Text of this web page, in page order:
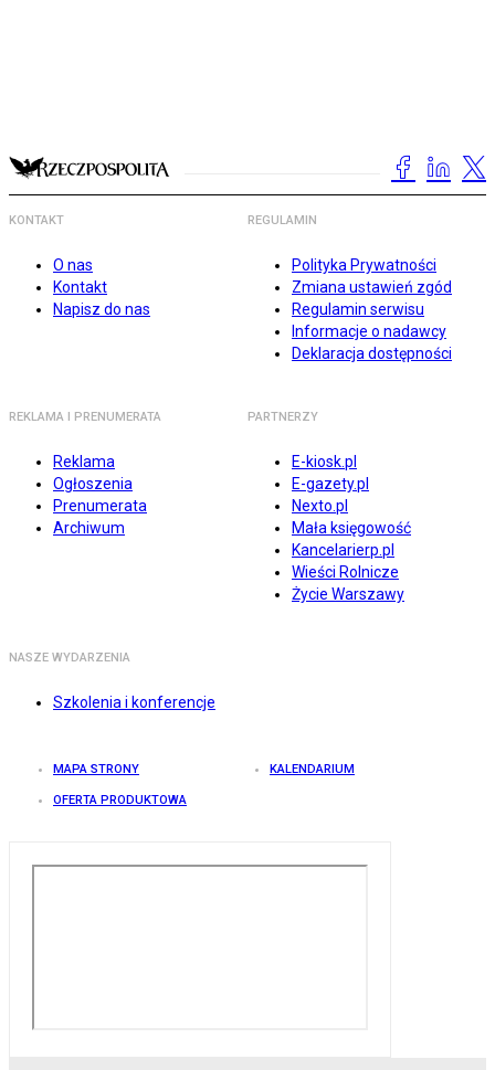
KONTAKT
O nas
Kontakt
Napisz do nas
REGULAMIN
Polityka Prywatności
Zmiana ustawień zgód
Regulamin serwisu
Informacje o nadawcy
Deklaracja dostępności
REKLAMA I PRENUMERATA
Reklama
Ogłoszenia
Prenumerata
Archiwum
PARTNERZY
E-kiosk.pl
E-gazety.pl
Nexto.pl
Mała księgowość
Kancelarierp.pl
Wieści Rolnicze
Życie Warszawy
NASZE WYDARZENIA
Szkolenia i konferencje
MAPA STRONY KALENDARIUM
OFERTA PRODUKTOWA